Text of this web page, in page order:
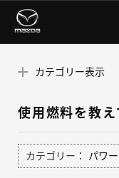
カテゴリー表示
使用燃料を教
カテゴリー： パワ